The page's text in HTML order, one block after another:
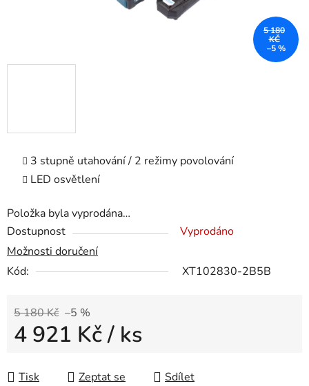
3 stupně utahování / 2 režimy povolování
LED osvětlení
Položka byla vyprodána…
Dostupnost
Vyprodáno
Možnosti doručení
Kód:
XT102830-2B5B
5 180 Kč –5 %
4 921 Kč/ ks
Tisk
Zeptat se Sdílet
5 180
KČ
–5 %